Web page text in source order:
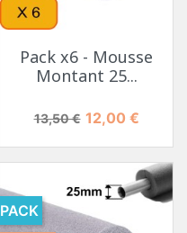
Pack x6 - Mousse
Montant 25...
Prix de base
13,50 € Prix
12,00 €
PACK